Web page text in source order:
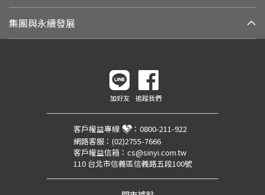
集團與永續發展
加好友 追蹤我們
客戶權益專線 ： 0800-211-922
網路客服： (02)2755-7666
客戶權益信箱： cs@sinyi.com.tw
110 台北市信義區信義路五段100號